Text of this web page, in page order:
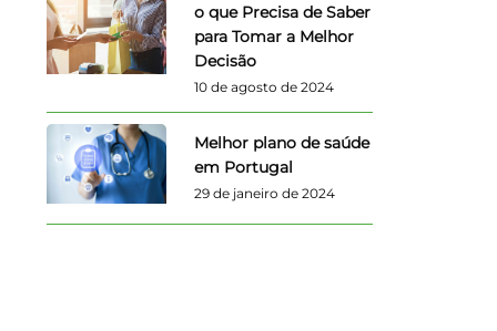
o que Precisa de Saber
para Tomar a Melhor
Decisão
10 de agosto de 2024
Melhor plano de saúde
em Portugal
29 de janeiro de 2024